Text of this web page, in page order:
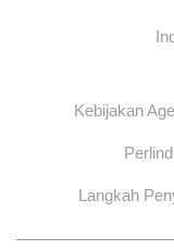
Kebijakan
Langkah